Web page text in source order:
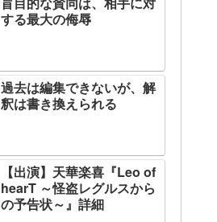
する最大の侮辱
過去は編集できないが、解
釈は書き換えられる
【出演】天華楽喜『Leo of
hearT ～怪盗レグルスから
の予告状～』詳細